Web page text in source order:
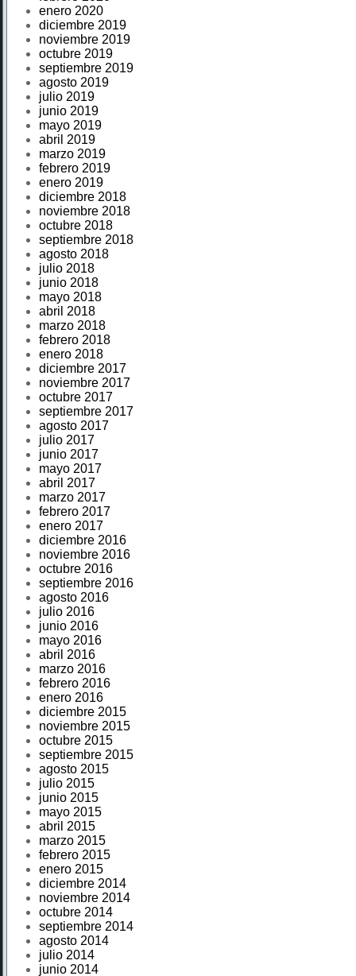
enero 2020
diciembre 2019
noviembre 2019
octubre 2019
septiembre 2019
agosto 2019
julio 2019
junio 2019
mayo 2019
abril 2019
marzo 2019
febrero 2019
enero 2019
diciembre 2018
noviembre 2018
octubre 2018
septiembre 2018
agosto 2018
julio 2018
junio 2018
mayo 2018
abril 2018
marzo 2018
febrero 2018
enero 2018
diciembre 2017
noviembre 2017
octubre 2017
septiembre 2017
agosto 2017
julio 2017
junio 2017
mayo 2017
abril 2017
marzo 2017
febrero 2017
enero 2017
diciembre 2016
noviembre 2016
octubre 2016
septiembre 2016
agosto 2016
julio 2016
junio 2016
mayo 2016
abril 2016
marzo 2016
febrero 2016
enero 2016
diciembre 2015
noviembre 2015
octubre 2015
septiembre 2015
agosto 2015
julio 2015
junio 2015
mayo 2015
abril 2015
marzo 2015
febrero 2015
enero 2015
diciembre 2014
noviembre 2014
octubre 2014
septiembre 2014
agosto 2014
julio 2014
junio 2014